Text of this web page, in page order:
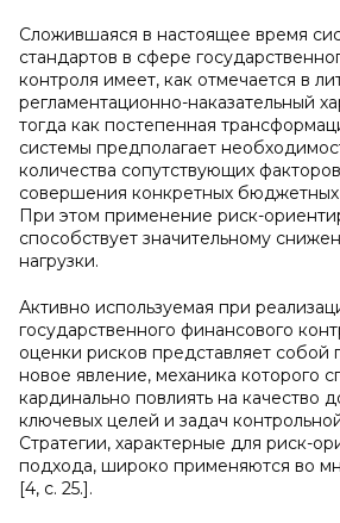
Сложившаяся в настоящее время
стандартов в сфере
контроля имеет, как отмечается в
регламентационно-наказательный
тогда как постепенная
системы предполагает
количества сопутствующих
совершения конкретных
При этом применение риск-
способствует значительному
нагрузки.
Активно используемая при
государственного финансового
оценки рисков представляет собой
новое явление, механика которого
кардинально повлиять на качество
ключевых целей и задач
Стратегии, характерные для риск-
подхода, широко применяются во
[4, c. 25.].